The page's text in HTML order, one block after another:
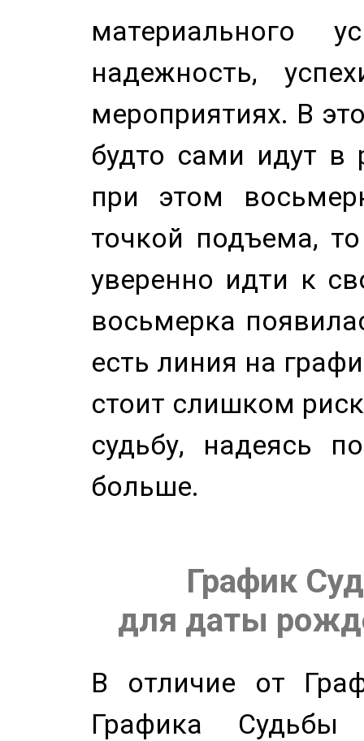
материального
надежность,
мероприятиях. В
будто сами идут в
при этом
точкой подъема,
уверенно идти к
восьмерка
есть линия на
стоит слишком
судьбу, надеясь
больше.
График
для даты
В отличие от
Графика